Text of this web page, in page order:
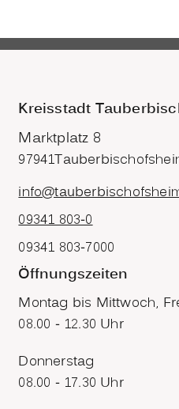
Kreisstadt
Marktplatz 8
97941
09341 803-0
09341 803-7000
Öffnungszeiten
Montag bis Mittwoch,
08.00 - 12.30 Uhr
Donnerstag
08.00 - 17.30 Uhr